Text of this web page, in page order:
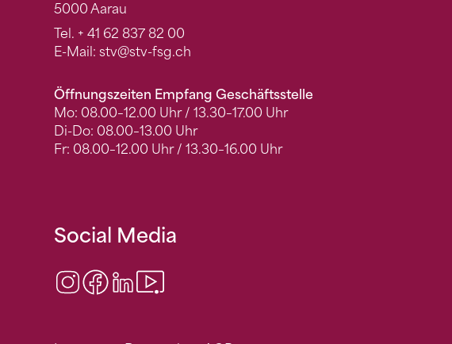
5000 Aarau
Tel. + 41 62 837 82 00
E-Mail: stv@stv-fsg.ch
Öffnungszeiten Empfang Geschäftsstelle
Mo: 08.00–12.00 Uhr / 13.30–17.00 Uhr
Di-Do: 08.00–13.00 Uhr
Fr: 08.00–12.00 Uhr / 13.30–16.00 Uhr
Social Media
Instagram
Facebook
LinkedIn